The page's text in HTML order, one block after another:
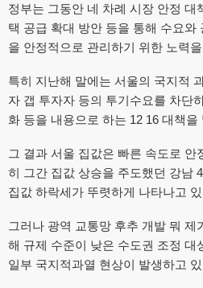
정부는 그동안 네 차례 시장 안정 대
택 공급 확대 방안 등을 통해 수요와
을 안정적으로 관리하기 위한 노력
특히 지난해 말에는 서울의 국지적
자 갭 투자자 등의 투기수요를 차단
화 등을 내용으로 하는 12 16 대책을
그 결과 서울 집값은 빠른 속도로 안
히 그간 집값 상승을 주도했던 강남
집값 하락세가 뚜렷하게 나타나고
그러나 광역 교통망 후추 개발 뭐 제
해 규제 수준이 낮은 수도권 조정 대
일부 국지적과열 현상이 발생하고